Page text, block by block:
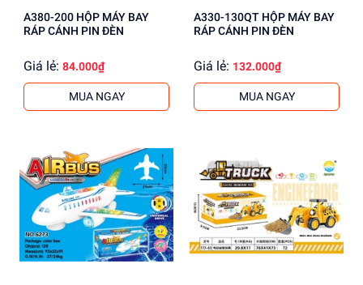
A380-200 HỘP MÁY BAY
RÁP CÁNH PIN ĐÈN
Giá lẻ: 84.000₫
MUA NGAY
A330-130QT HỘP MÁY BAY
RÁP CÁNH PIN ĐÈN
Giá lẻ: 132.000₫
MUA NGAY